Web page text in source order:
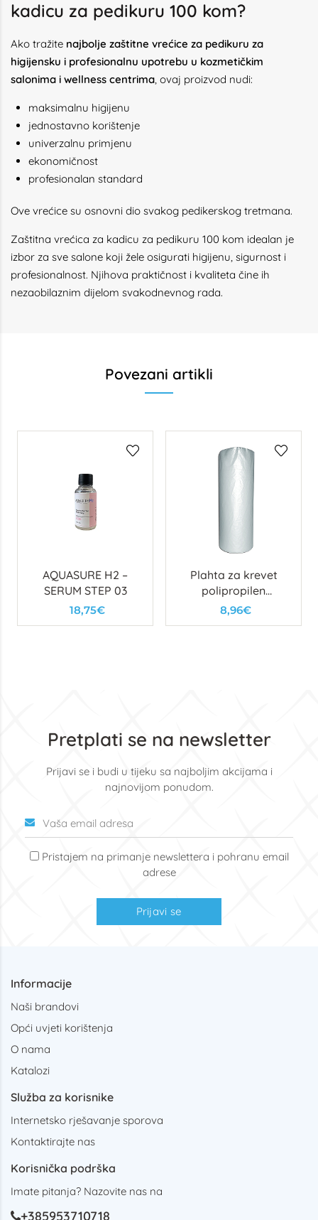
kadicu za pedikuru 100 kom?
Ako tražite najbolje zaštitne vrećice za pedikuru za
higijensku i profesionalnu upotrebu u kozmetičkim
salonima i wellness centrima, ovaj proizvod nudi:
maksimalnu higijenu
jednostavno korištenje
univerzalnu primjenu
ekonomičnost
profesionalan standard
Ove vrećice su osnovni dio svakog pedikerskog tretmana.
Zaštitna vrećica za kadicu za pedikuru 100 kom idealan je
izbor za sve salone koji žele osigurati higijenu, sigurnost i
profesionalnost. Njihova praktičnost i kvaliteta čine ih
nezaobilaznim dijelom svakodnevnog rada.
Povezani artikli
AQUASURE H2 –
SERUM STEP 03
18,75€
Plahta za krevet
polipropilen
140x240cm 10 kom
8,96€
Pretplati se na newsletter
Prijavi se i budi u tijeku sa najboljim akcijama i
najnovijom ponudom.
Pristajem na primanje newslettera i pohranu email
adrese
Prijavi se
Informacije
Naši brandovi
Opći uvjeti korištenja
O nama
Katalozi
Služba za korisnike
Internetsko rješavanje sporova
Kontaktirajte nas
Korisnička podrška
Imate pitanja? Nazovite nas na
+385953710718